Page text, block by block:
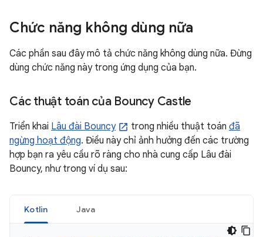
Chức năng không dùng nữa
Các phần sau đây mô tả chức năng không dùng nữa. Đừng
dùng chức năng này trong ứng dụng của bạn.
Các thuật toán của Bouncy Castle
Triển khai Lâu đài Bouncy trong nhiều thuật toán đã
ngừng hoạt động. Điều này chỉ ảnh hưởng đến các trường
hợp bạn ra yêu cầu rõ ràng cho nhà cung cấp Lâu đài
Bouncy, như trong ví dụ sau:
Kotlin Java